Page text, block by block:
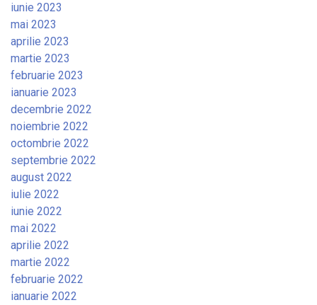
iunie 2023
mai 2023
aprilie 2023
martie 2023
februarie 2023
ianuarie 2023
decembrie 2022
noiembrie 2022
octombrie 2022
septembrie 2022
august 2022
iulie 2022
iunie 2022
mai 2022
aprilie 2022
martie 2022
februarie 2022
ianuarie 2022